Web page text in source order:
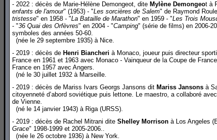
- 2022 : décès de Marie-Hélène Demongeot, dite Mylène Demongeot à
enfants de l'amour" (1953) - "Les sorcières de Salem" de Raymond
tristesse" en 1958 - "La Bataille de Marathon" en 1959 - "Les Trois
- "36 Quai des Orfèvres" en 2004 - "Camping" (série de films) en 2006-
symboles des années 50-60.
(née le 29 septembre 1935) à Nice.
- 2019 : décès de Henri Biancheri à Monaco, joueur puis directeur
France en 1961 et 1963 avec Monaco - Vainqueur de la Coupe de
France en 1957 avec Angers.
(né le 30 juillet 1932 à Marseille.
- 2019 : décès de Mariss Ivars Georgs Jansons dit Mariss Jansons à
citoyenneté d’abord soviétique puis lettone. Le maestro, a collaboré
de Vienne.
(né le 14 janvier 1943) à Riga (URSS).
- 2019 : décès de Rachel Mitrani dite Shelley Morrison à Los Angeles
Grace" 1998-1999 et 2005-2006..
(née le 26 octobre 1936) à New York.